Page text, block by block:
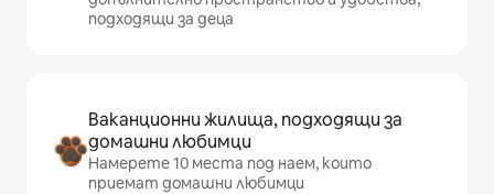
подходящи за деца
Ваканционни жилища, подходящи за
домашни любимци
Намерете 10 места под наем, които
приемат домашни любимци